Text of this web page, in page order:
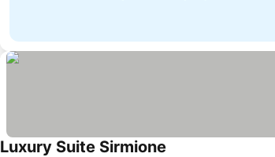
Luxury Suite Sirmione